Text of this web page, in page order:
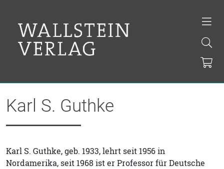
Karl S. Guthke
Karl S. Guthke, geb. 1933, lehrt seit 1956 in
Nordamerika, seit 1968 ist er Professor für Deutsche